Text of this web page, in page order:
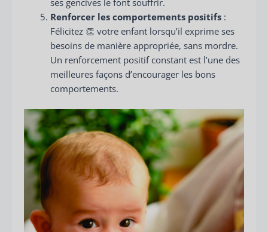
Renforcer les comportements positifs:
Félicitez 👏 votre enfant lorsqu’il exprime ses
besoins de manière appropriée, sans mordre.
Un renforcement positif constant est l’une des
meilleures façons d’encourager les bons
comportements.